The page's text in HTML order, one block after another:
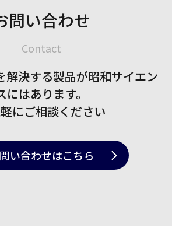
問い合わせ
Contact
解決する製品が昭和サイエン
にはあります。
にご相談ください
い合わせはこちら